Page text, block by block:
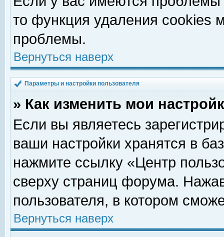
то функция удаления cookies
проблемы.
Вернуться наверх
Параметры и настройки пользователя
» Как изменить мои
Если вы являетесь
ваши настройки хранятся в
нажмите ссылку «Центр
сверху страниц форума.
пользователя, в котором
Вернуться наверх